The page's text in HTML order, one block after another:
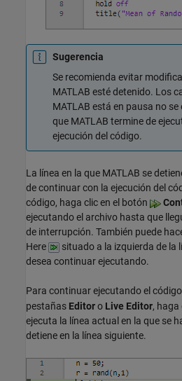
Sugerencia
Se recomienda evitar
MATLAB esté detenido. Los
MATLAB está en pausa no
que MATLAB termine de
ejecución del código.
La línea en la que MATLAB se
de continuar con la ejecución del
código, haga clic en el botón
ejecutando el archivo hasta que
de interrupción. También puede
Here
situado a la izquierda de la
desea continuar ejecutando.
Para continuar ejecutando el
pestañas Editoro Live Editor, haga
ejecuta la línea actual en la que se
detiene en la línea siguiente.